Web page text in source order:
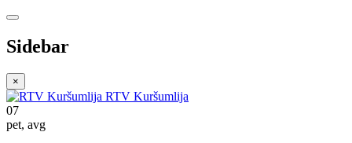
Sidebar
×
RTV Kuršumlija
07
pet, avg